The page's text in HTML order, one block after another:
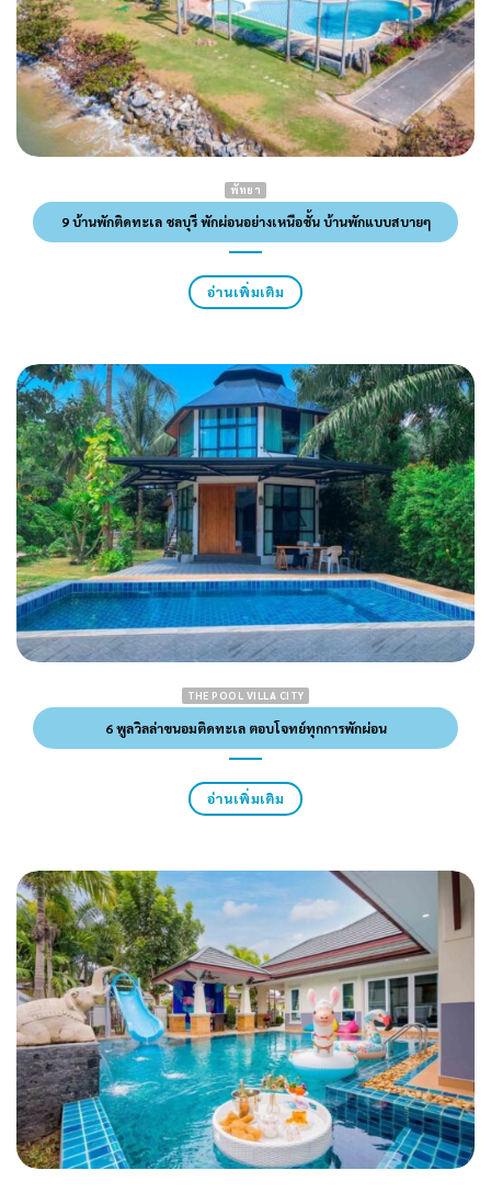
พัทยา
9 บ้านพักติดทะเล ชลบุรี พักผ่อนอย่างเหนือชั้น บ้านพักแบบสบายๆ
อ่านเพิ่มเติม
THE POOL VILLA CITY
6 พูลวิลล่าขนอมติดทะเล ตอบโจทย์ทุกการพักผ่อน
อ่านเพิ่มเติม